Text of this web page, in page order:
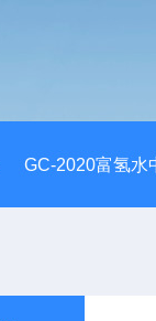
GC-2020富氢水